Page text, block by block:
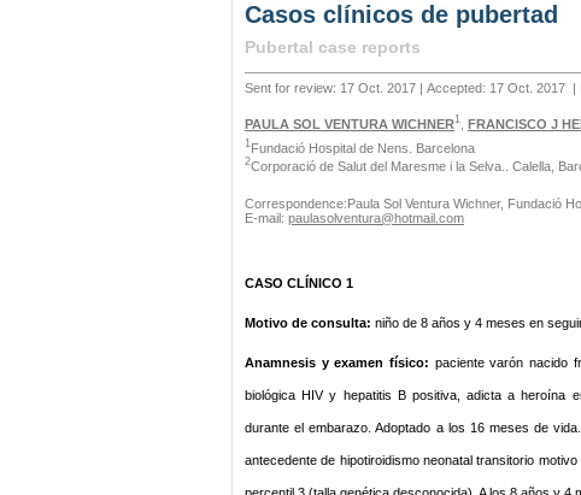
Casos clínicos de pubertad
Pubertal case reports
Sent for review: 17 Oct. 2017 | Accepted: 17 Oct. 2017 |
PAULA SOL VENTURA WICHNER1 FRANCISCO J
1Fundació Hospital de Nens. Barcelona
2Corporació de Salut del Maresme i la Selva.. Calella,
Correspondence:Paula Sol Ventura Wichner, Fundació
E-mail: paulasolventura@hotmail.com
CASO CLÍNICO 1
Motivo de consulta: niño de 8 años y 4 meses en
Anamnesis y examen físico: paciente varón nacido
biológica HIV y hepatitis B positiva, adicta a heroína
durante el embarazo. Adoptado a los 16 meses de
antecedente de hipotiroidismo neonatal transitorio